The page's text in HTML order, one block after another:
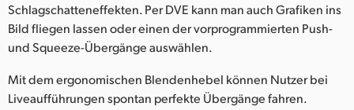
Schlagschatteneffekten. Per DVE kann man auch Grafiken ins
Bild fliegen lassen oder einen der vorprogrammierten Push-
und Squeeze-Übergänge auswählen.
Mit dem ergonomischen Blendenhebel können Nutzer bei
Liveaufführungen spontan perfekte Übergänge fahren.